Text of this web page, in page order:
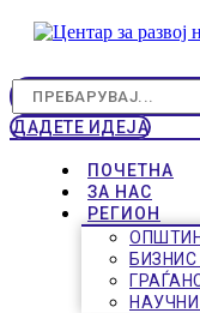
ДАДЕТЕ ИДЕЈА
ПОЧЕТНА
ЗА НАС
РЕГИОН